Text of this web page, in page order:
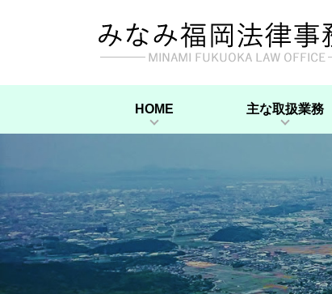
HOME 主な取扱業務